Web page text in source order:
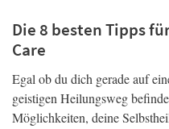
Die 8 besten Tipps
Care
Egal ob du dich gerade auf
geistigen Heilungsweg
Möglichkeiten, deine